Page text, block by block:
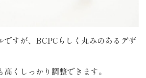
ですが、BCPCらしく丸みのあるデザ
くしっかり調整できます。